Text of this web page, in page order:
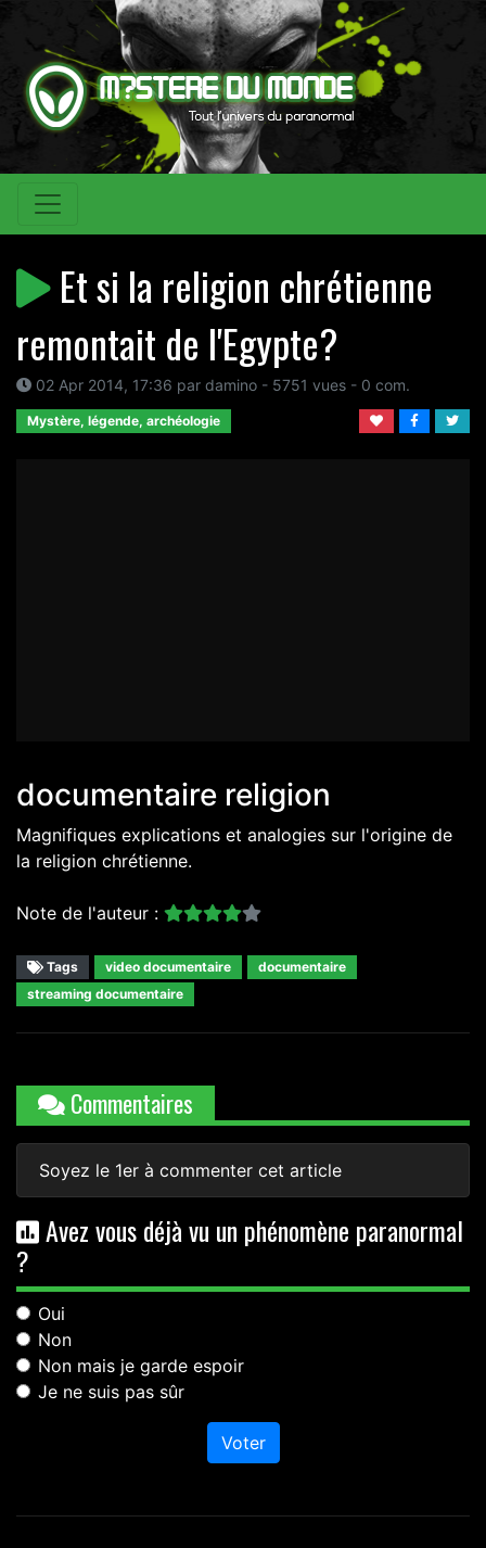
Et si la religion chrétienne
remontait de l'Egypte?
02 Apr 2014, 17:36 par damino - 5751 vues - 0 com.
Mystère, légende, archéologie
documentaire religion
Magnifiques explications et analogies sur l'origine de
la religion chrétienne.
Note de l'auteur :
Tags video documentaire
documentaire
streaming documentaire
Commentaires
Soyez le 1er à commenter cet article
Avez vous déjà vu un phénomène paranormal
?
Oui
Non
Non mais je garde espoir
Je ne suis pas sûr
Voter